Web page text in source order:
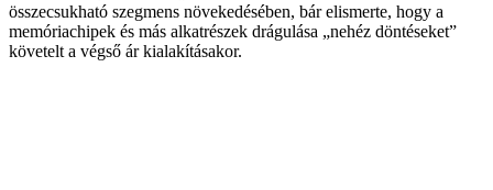
összecsukható szegmens növekedésében, bár elismerte, hogy a
memóriachipek és más alkatrészek drágulása „nehéz döntéseket”
követelt a végső ár kialakításakor.